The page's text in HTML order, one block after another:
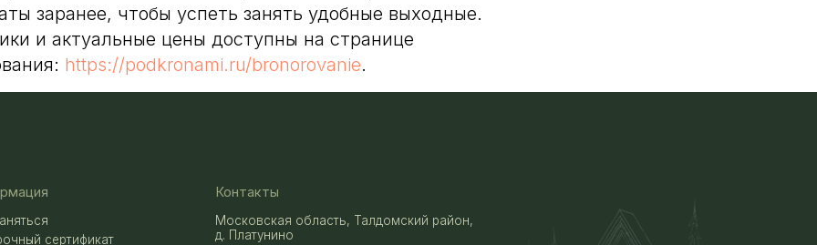
заранее, чтобы успеть занять удобные выходные.
и актуальные цены доступны на странице
https://podkronami.ru/bronorovanie.
Разработка сайта
данных